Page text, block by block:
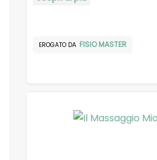
EROGATO DA FISIO MASTER